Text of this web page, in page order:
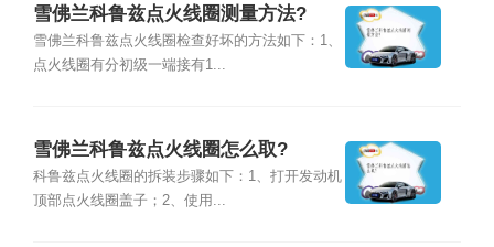
雪佛兰科鲁兹点火线圈测量方法?
雪佛兰科鲁兹点火线圈检查好坏的方法如下：1、
点火线圈有分初级一端接有1...
雪佛兰科鲁兹点火线圈怎么取?
科鲁兹点火线圈的拆装步骤如下：1、打开发动机
顶部点火线圈盖子；2、使用...